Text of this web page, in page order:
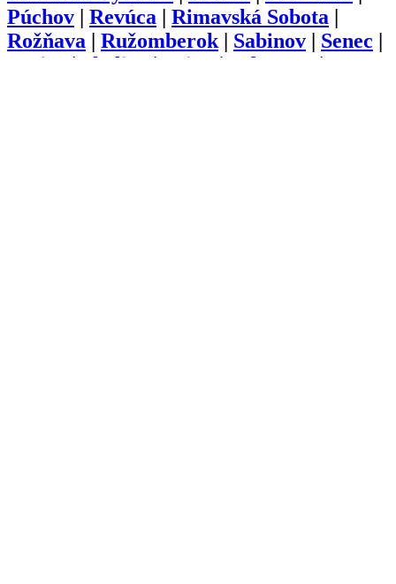
Púchov | Revúca | Rimavská Sobota |
Rožňava | Ružomberok | Sabinov | Senec |
Senica
| Skalica | Snina | Sobrance
|